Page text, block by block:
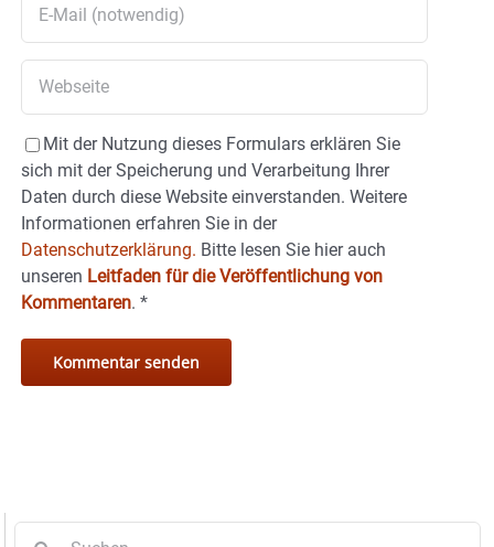
Mit der Nutzung dieses Formulars erklären Sie
sich mit der Speicherung und Verarbeitung Ihrer
Daten durch diese Website einverstanden. Weitere
Informationen erfahren Sie in der
Datenschutzerklärung. Bitte lesen Sie hier auch
unseren Leitfaden für die Veröffentlichung von
Kommentaren. *